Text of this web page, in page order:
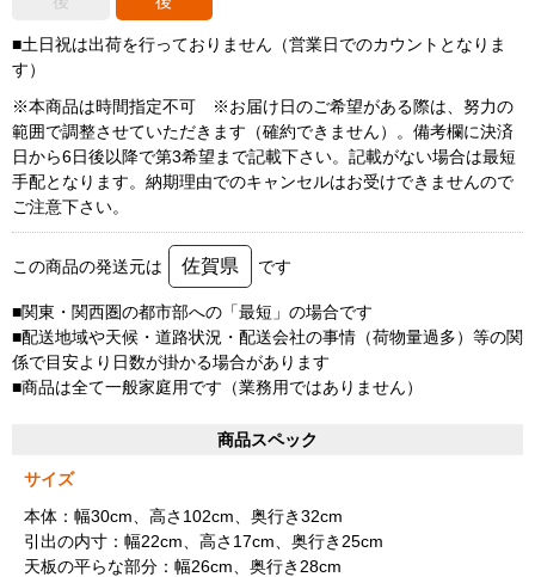
■土日祝は出荷を行っておりません（営業日でのカウントとなりま
す）
※本商品は時間指定不可 ※お届け日のご希望がある際は、努力の
範囲で調整させていただきます（確約できません）。備考欄に決済
日から6日後以降で第3希望まで記載下さい。記載がない場合は最短
手配となります。納期理由でのキャンセルはお受けできませんので
ご注意下さい。
この商品の発送元は 佐賀県 です
■関東・関西圏の都市部への「最短」の場合です
■配送地域や天候・道路状況・配送会社の事情（荷物量過多）等の関
係で目安より日数が掛かる場合があります
■商品は全て一般家庭用です（業務用ではありません）
商品スペック
サイズ
本体：幅30cm、高さ102cm、奥行き32cm
引出の内寸：幅22cm、高さ17cm、奥行き25cm
天板の平らな部分：幅26cm、奥行き28cm